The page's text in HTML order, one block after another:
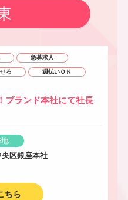
急募求人
る 週払いＯＫ
ブランド本社にて社長
区銀座本社
ちら